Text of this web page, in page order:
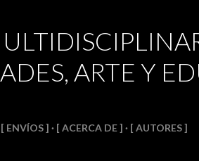
ARTE Y
[ ENVÍOS ] [ ACERCA DE ] [ AUTORES ]